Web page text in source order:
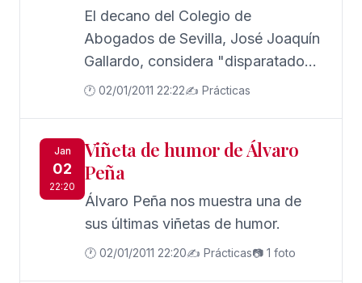
instalaciones judiciales del Prado
de San Sebastián y en aprovechar
los terrenos colindantes, de
El decano del Colegio de
Abogados de Sevilla, José Joaquín
Gallardo, considera "disparatado"
que el menor conocido como el
Castillo, y los cuatro imputados
mayores de edad sean juzgados
por separado y en sedes distintas,
por lo que ha abogado en este
🕐 02/01/2011 22:22✍️ Prácticas
Jan
02
22:20
Viñeta de humor de Álvaro
Peña
Álvaro Peña nos muestra una de
sus últimas viñetas de humor.
🕐 02/01/2011 22:20✍️ Prácticas📷 1 foto